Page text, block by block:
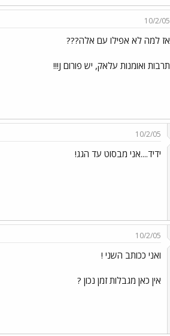
10/2/05
אז למה לא אפילו עם אלה???
תרבות ואומנות עלאק, יש פורום J!!!
10/2/05
ידיד....אני מבסוט עד הגג!
10/2/05
ואני ככותב השני !
אין כאן מגבלות זמן נכון ?